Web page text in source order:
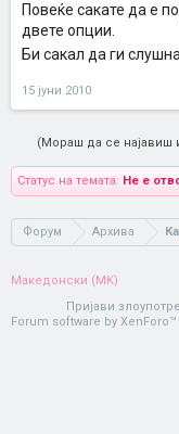
Повеќе сакате да е
двете опции.
Би сакал да ги
15 јуни 2010
(Мораш да се најавиш
Статус на темата: Не е
Форум Архива
Македонски (MK)
Пријави
Forum software by XenForo™